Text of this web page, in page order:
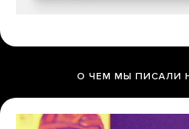
О ЧЕМ МЫ ПИСАЛИ